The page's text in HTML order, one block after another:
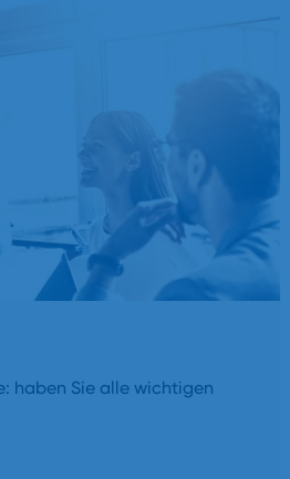
haben Sie alle wichtigen